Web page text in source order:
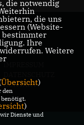
KONTAKT
die notwendig
die uns
(Website-
bestimmter
Ihre
Weitere
Übersicht)
den
benötigt.
)
Dienste und